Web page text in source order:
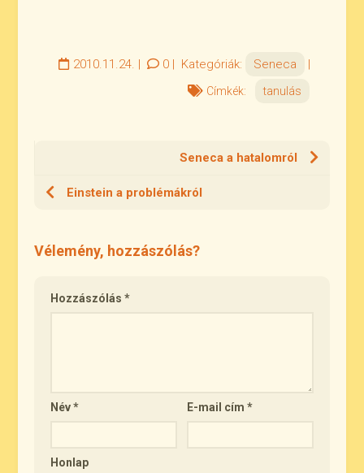
2010.11.24. | 0| Kategóriák: Seneca |
Címkék: tanulás
Seneca a hatalomról
Einstein a problémákról
Vélemény, hozzászólás?
Hozzászólás*
Név* E-mail cím*
Honlap